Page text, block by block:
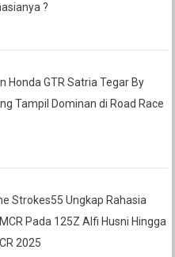
?
Honda GTR Satria Tegar By
Tampil Dominan di Road Race
Strokes55 Ungkap Rahasia
Pada 125Z Alfi Husni Hingga
2025